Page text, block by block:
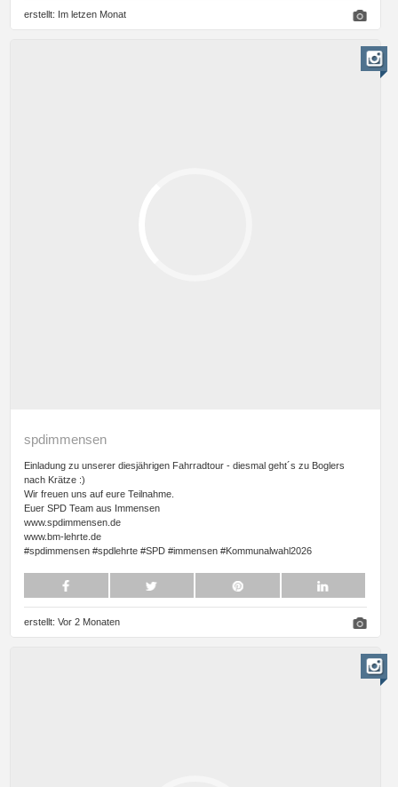
erstellt: Im letzen Monat
spdimmensen
Einladung zu unserer diesjährigen Fahrradtour - diesmal geht´s zu Boglers
nach Krätze :)
Wir freuen uns auf eure Teilnahme.
Euer SPD Team aus Immensen
www.spdimmensen.de
www.bm-lehrte.de
#spdimmensen #spdlehrte #SPD #immensen #Kommunalwahl2026
erstellt: Vor 2 Monaten